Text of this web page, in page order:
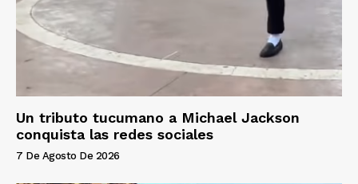
Un tributo tucumano a Michael Jackson
conquista las redes sociales
7 De Agosto De 2026